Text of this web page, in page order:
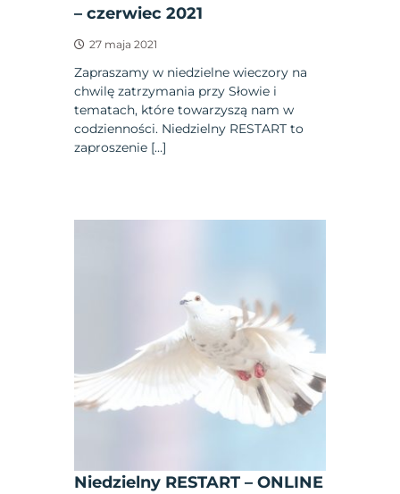
– czerwiec 2021
27 maja 2021
Zapraszamy w niedzielne wieczory na
chwilę zatrzymania przy Słowie i
tematach, które towarzyszą nam w
codzienności. Niedzielny RESTART to
zaproszenie […]
Niedzielny RESTART – ONLINE